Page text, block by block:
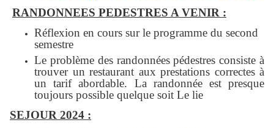
RANDONNEES PEDESTRES A VENIR :
Réflexion en cours sur le programme du second
semestre
Le problème des randonnées pédestres consiste à
trouver un restaurant aux prestations correctes à
un tarif abordable. La randonnée est presque
toujours possible quelque soit Le lie
SEJOUR 2024 :